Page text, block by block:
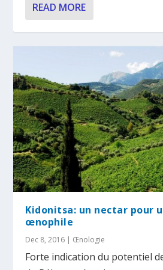
READ MORE
Kidonitsa: un nectar pour
œnophile
Dec 8, 2016 | Œnologie
Forte indication du potentiel